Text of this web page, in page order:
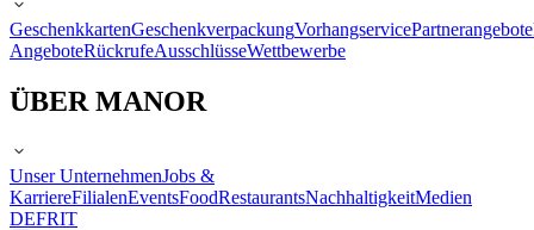
GeschenkkartenGeschenkverpackungVorhangservicePartnerangebote
AngeboteRückrufeAusschlüsseWettbewerbe
ÜBER MANOR
Unser UnternehmenJobs &
KarriereFilialenEventsFoodRestaurantsNachhaltigkeitMedien
DEFRIT